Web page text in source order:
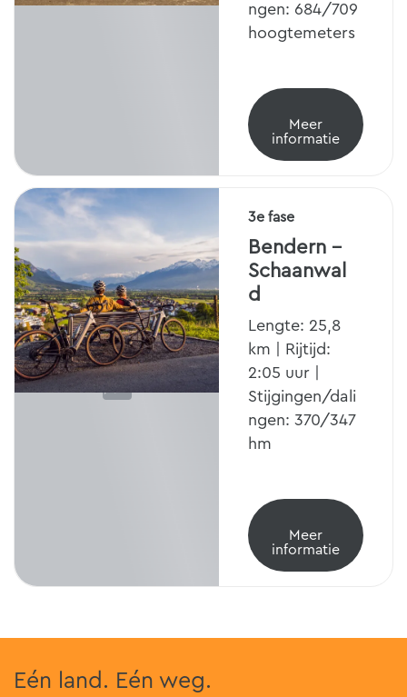
ngen: 684/709
hoogtemeters
Meer
informatie
3e fase
Bendern -
Schaanwal
d
Lengte: 25,8
km | Rijtijd:
2:05 uur |
Stijgingen/dali
ngen: 370/347
hm
Meer
informatie
Eén land. Eén weg.